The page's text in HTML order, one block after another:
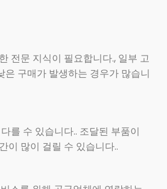
전문 지식이 필요합니다., 일부 고
구매가 발생하는 경우가 많습니
를 수 있습니다.. 조달된 부품이
이 많이 걸릴 수 있습니다..